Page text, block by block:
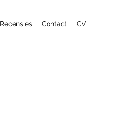
Recensies Contact CV